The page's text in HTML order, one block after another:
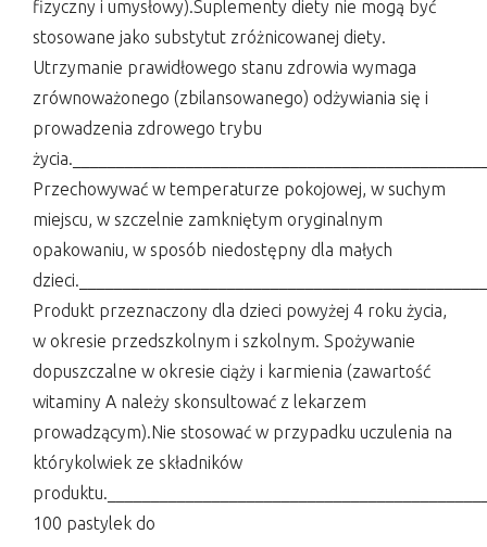
fizyczny i umysłowy).Suplementy diety nie mogą być
stosowane jako substytut zróżnicowanej diety.
Utrzymanie prawidłowego stanu zdrowia wymaga
zrównoważonego (zbilansowanego) odżywiania się i
prowadzenia zdrowego trybu
Przechowywać w temperaturze pokojowej, w suchym
miejscu, w szczelnie zamkniętym oryginalnym
opakowaniu, w sposób niedostępny dla małych
Produkt przeznaczony dla dzieci powyżej 4 roku życia,
w okresie przedszkolnym i szkolnym. Spożywanie
dopuszczalne w okresie ciąży i karmienia (zawartość
witaminy A należy skonsultować z lekarzem
prowadzącym).Nie stosować w przypadku uczulenia na
którykolwiek ze składników
100 pastylek do